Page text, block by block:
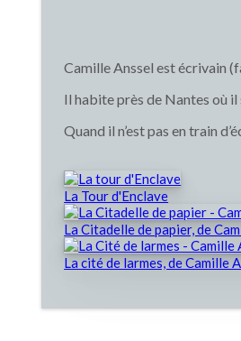
Camille Anssel est écrivain
Il habite près de Nantes où il
Quand il n’est pas en train
La Tour d'Enclave
La Citadelle de papier, de
La cité de larmes, de Camille